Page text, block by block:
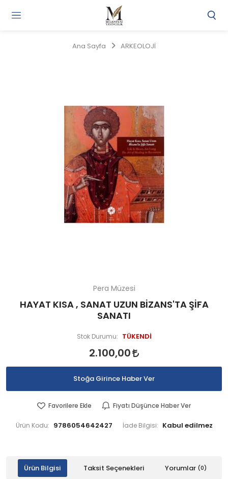
Ana Sayfa ARKEOLOJİ
Pera Müzesi
HAYAT KISA , SANAT UZUN BİZANS'TA ŞİFA
SANATI
Stok Durumu: TÜKENDİ
2.100,00
Stoğa Girince Haber Ver
Favorilere Ekle Fiyatı Düşünce Haber Ver
Ürün Kodu: 9786054642427 İade Bilgisi:
Ürün Bilgisi Taksit Seçenekleri Yorumlar (0)